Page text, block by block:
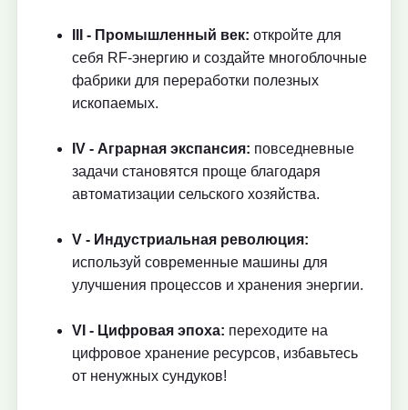
III - Промышленный век: откройте для
себя RF-энергию и создайте многоблочные
фабрики для переработки полезных
ископаемых.
IV - Аграрная экспансия: повседневные
задачи становятся проще благодаря
автоматизации сельского хозяйства.
V - Индустриальная революция:
используй современные машины для
улучшения процессов и хранения энергии.
VI - Цифровая эпоха: переходите на
цифровое хранение ресурсов, избавьтесь
от ненужных сундуков!